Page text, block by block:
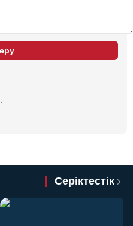
Серіктестік